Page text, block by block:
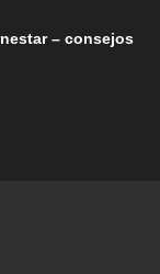
– consejos